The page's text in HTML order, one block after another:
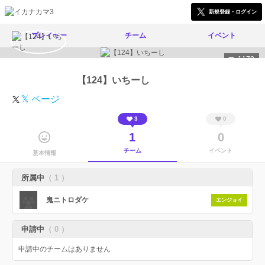
新規登録・ログイン
プレイヤー チーム イベント
1170
【124】いちーし
𝕏 ページ
基本情報
3
1
チーム
0
0
イベント
所属中 （ 1 ）
鬼ニトロダケ エンジョイ
申請中 （ 0 ）
申請中のチームはありません